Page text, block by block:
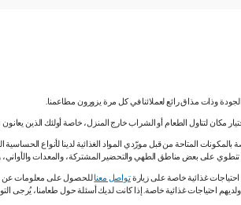
وذات مذاق رائع لعملائنا في كل مرة يزورون مطاعمنا.
مكان لتناول الطعام أو الشراب خارج المنزل، خاصة أولئك الذين
المتاحة من قبل مورّدي المواد الغذائية لدينا لأنواع
تنطوي على بعض مناطق الطهي والتحضير المشتركة، والمعدات
احتياجات غذائية خاصة على زيارةتواصل معناللحصول على معلومات عن
ولديهم احتياجات غذائية خاصة. إذا كانت لديك أسئلة حول طعامنا، يُرجى